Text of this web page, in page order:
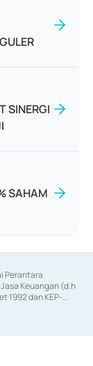
SINERGI
SAHAM
Perantara
Keuangan (d.h
1992 dan KEP-
Penjamin Emisi
Nomor KEP-
S-